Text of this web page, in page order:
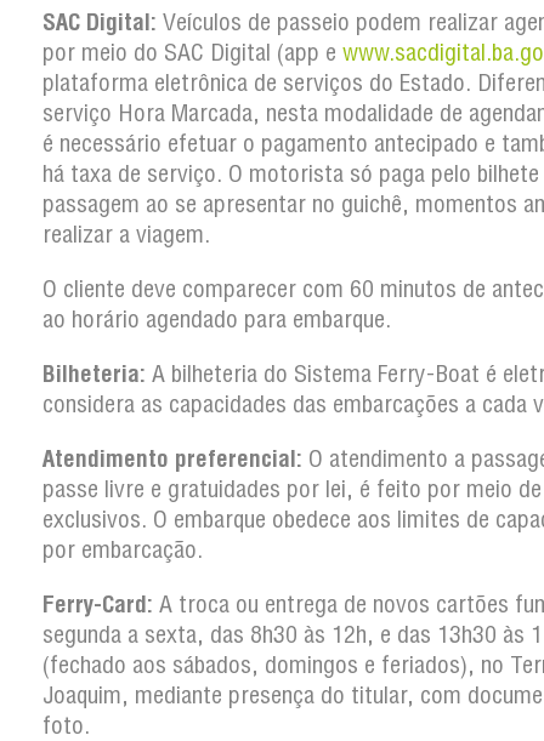
SAC Digital: Veículos de passeio podem realizar
por meio do SAC Digital (app e
plataforma eletrônica de serviços do Estado.
serviço Hora Marcada, nesta modalidade de
é necessário efetuar o pagamento antecipado e
há taxa de serviço. O motorista só paga pelo bilhete
passagem ao se apresentar no guichê, momentos
realizar a viagem.
O cliente deve comparecer com 60 minutos de
ao horário agendado para embarque.
Bilheteria: A bilheteria do Sistema Ferry-Boat é
considera as capacidades das embarcações a cada
Atendimento preferencial: O atendimento a
passe livre e gratuidades por lei, é feito por meio
exclusivos. O embarque obedece aos limites de
por embarcação.
Ferry-Card: A troca ou entrega de novos cartões
segunda a sexta, das 8h30 às 12h, e das 13h30 às
(fechado aos sábados, domingos e feriados), no
Joaquim, mediante presença do titular, com
foto.